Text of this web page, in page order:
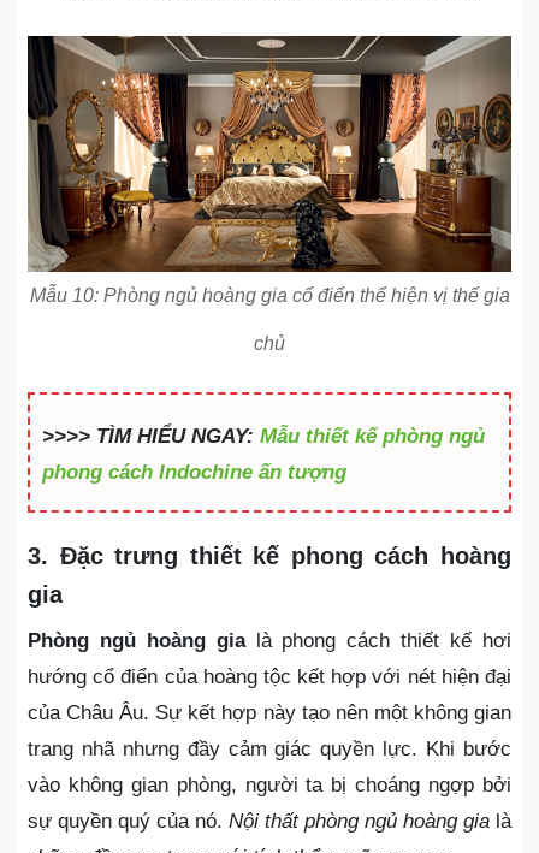
Mẫu 10: Phòng ngủ hoàng gia cổ điển thể hiện vị thế gia
chủ
>>>> TÌM HIỂU NGAY: Mẫu thiết kế phòng ngủ
phong cách Indochine ấn tượng
3. Đặc trưng thiết kế phong cách hoàng
gia
Phòng ngủ hoàng gia
là phong cách thiết kế hơi
hướng cổ điển của hoàng tộc kết hợp với nét hiện đại
của Châu Âu. Sự kết hợp này tạo nên một không gian
trang nhã nhưng đầy cảm giác quyền lực. Khi bước
vào không gian phòng, người ta bị choáng ngợp bởi
sự quyền quý của nó. Nội thất phòng ngủ hoàng gia là